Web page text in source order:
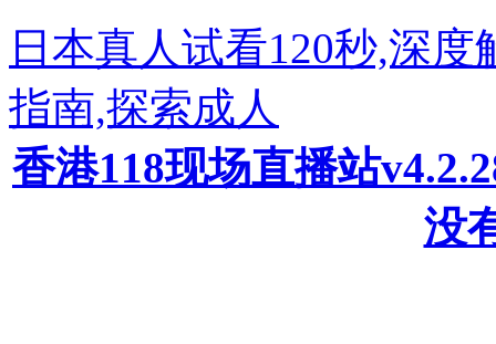
日本真人试看120秒,深
指南,探索成人
香港118现场直播站
没